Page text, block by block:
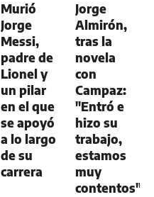
Murió
Jorge
Messi,
padre de
Lionel y
un pilar
en el que
se apoyó
a lo largo
de su
carrera
Jorge
Almirón,
tras la
novela
con
Campaz:
"Entró e
hizo su
trabajo,
estamos
muy
contentos"